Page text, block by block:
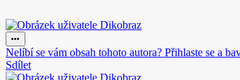
Nelíbí se vám obsah tohoto autora? Přihlaste se a
Sdílet